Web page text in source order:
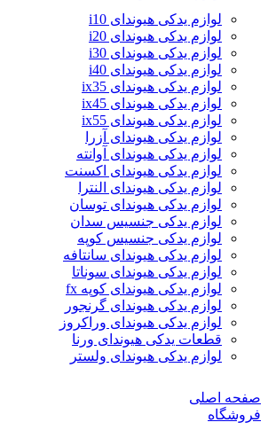
لوازم یدکی هیوندای i10
لوازم یدکی هیوندای i20
لوازم یدکی هیوندای i30
لوازم یدکی هیوندای i40
لوازم یدکی هیوندای ix35
لوازم یدکی هیوندای ix45
لوازم یدکی هیوندای ix55
لوازم یدکی هیوندای آزرا
لوازم یدکی هیوندای آوانته
لوازم یدکی هیوندای اکسنت
لوازم یدکی هیوندای النترا
لوازم یدکی هیوندای توسان
لوازم یدکی جنسیس سدان
لوازم یدکی جنسیس کوپه
لوازم یدکی هیوندای سانتافه
لوازم یدکی هیوندای سوناتا
لوازم یدکی هیوندای کوپه fx
لوازم یدکی هیوندای گرنجور
لوازم یدکی هیوندای وراکروز
قطعات یدکی هیوندای ورنا
لوازم یدکی هیوندای ولستر
صفحه اصلی
فروشگاه